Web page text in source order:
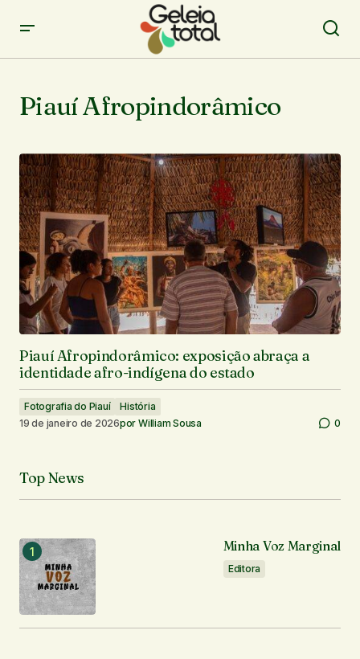
Piauí Afropindorâmico
Piauí Afropindorâmico: exposição abraça a
identidade afro-indígena do estado
Fotografia do Piauí
História
19 de janeiro de 2026por William Sousa 0
Top News
Minha Voz Marginal
Editora